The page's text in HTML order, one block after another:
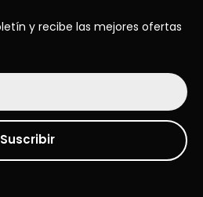
y recibe las mejores ofertas
Suscribir